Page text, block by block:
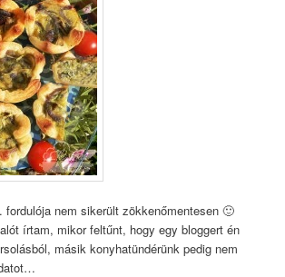
fordulója nem sikerült zökkenőmentesen 🙂
írtam, mikor feltűnt, hogy egy bloggert én
másik konyhatündérünk pedig nem